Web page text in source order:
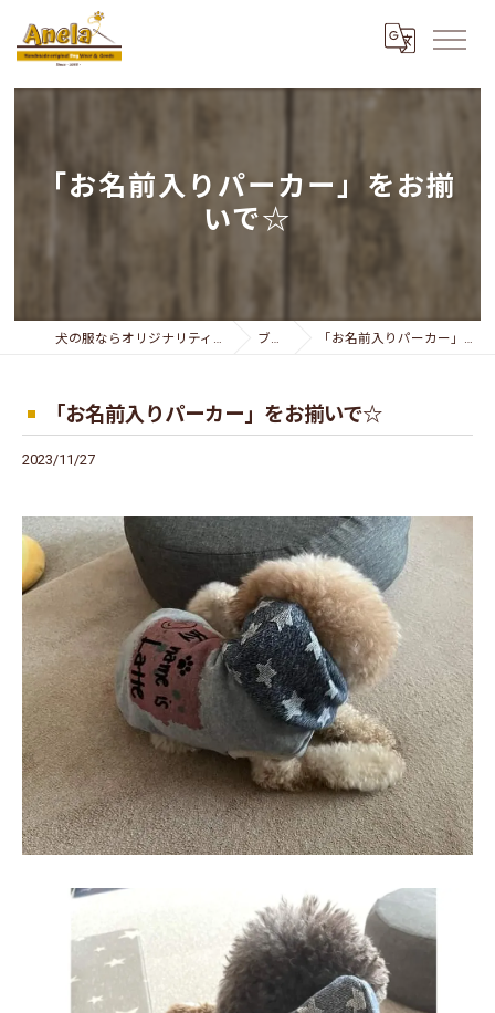
「お名前入りパーカー」をお揃
いで☆
犬の服ならオリジナリティー溢れるAnela ブログ 「お名前入りパーカー」をお揃いで☆
「お名前入りパーカー」をお揃いで☆
2023/11/27